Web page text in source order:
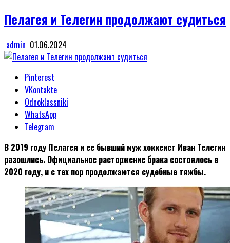
Пелагея и Телегин продолжают судиться
admin 01.06.2024
Pinterest
VKontakte
Odnoklassniki
WhatsApp
Telegram
В 2019 году Пелагея и ее бывший муж хоккеист Иван Телегин
разошлись. Официальное расторжение брака состоялось в
2020 году, и с тех пор продолжаются судебные тяжбы.